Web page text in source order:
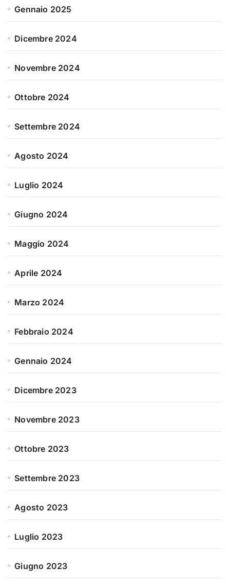
Gennaio 2025
Dicembre 2024
Novembre 2024
Ottobre 2024
Settembre 2024
Agosto 2024
Luglio 2024
Giugno 2024
Maggio 2024
Aprile 2024
Marzo 2024
Febbraio 2024
Gennaio 2024
Dicembre 2023
Novembre 2023
Ottobre 2023
Settembre 2023
Agosto 2023
Luglio 2023
Giugno 2023